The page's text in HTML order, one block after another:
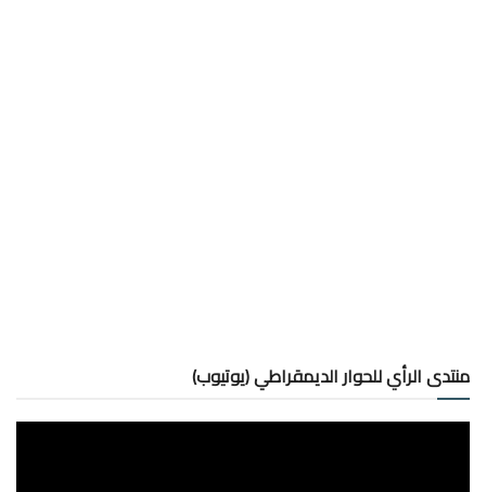
منتدى الرأي للحوار الديمقراطي (يوتيوب)